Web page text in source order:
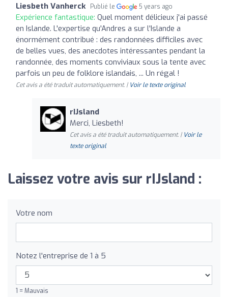
Liesbeth Vanherck Publié le 5 years ago
Expérience fantastique: Quel moment délicieux j'ai passé
en Islande. L'expertise qu'Andres a sur l'Islande a
énormément contribué : des randonnées difficiles avec
de belles vues, des anecdotes intéressantes pendant la
randonnée, des moments conviviaux sous la tente avec
parfois un peu de folklore islandais, ... Un régal !
Cet avis a été traduit automatiquement. | Voir le texte original
rIJsland
Merci, Liesbeth!
Cet avis a été traduit automatiquement. | Voir le
texte original
Laissez votre avis sur rIJsland :
Votre nom
Notez l'entreprise de 1 à 5
1 = Mauvais